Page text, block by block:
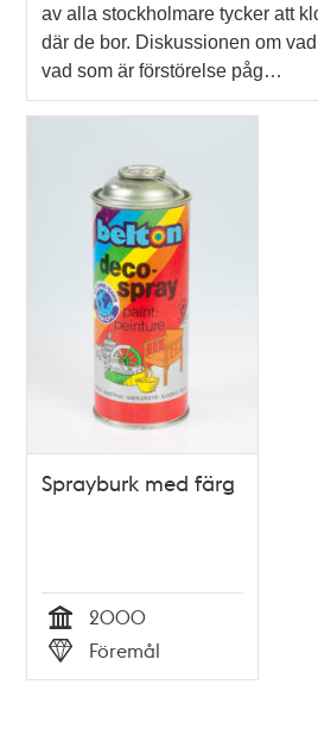
av alla stockholmare tycker att
där de bor. Diskussionen om
vad som är förstörelse påg…
Sprayburk med färg
Tid
2000
Typ
Föremål